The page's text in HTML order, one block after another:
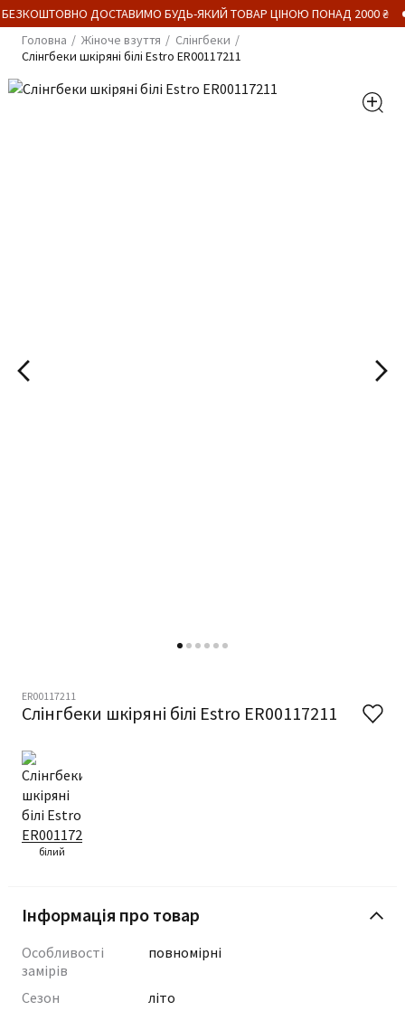
ДОСТАВИМО БУДЬ-ЯКИЙ ТОВАР ЦІНОЮ ПОНАД 2000 ₴
Головна
Жіноче взуття
Слінгбеки
Слінгбеки шкіряні білі Estro ER00117211
ER00117211
Слінгбеки шкіряні білі Estro ER00117211
білий
Інформація про товар
Особливості
замірів
повномірні
Сезон
літо